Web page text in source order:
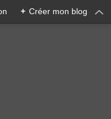
+ Créer mon blog